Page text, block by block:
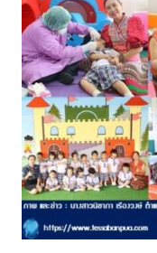
ข้อมูลพื้นฐานของศูนย์บ
ขั้นตอนการขอรับบริการ
งบแสดงฐานะการคลัง
งบแสดงฐานะการเงิน
ติดต่อหน่วยงาน